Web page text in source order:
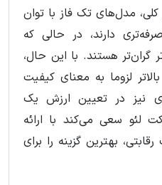
مدل‌های تک فاز با توان
دارند، در حالی که
گران‌تر هستند. با این حال،
لزوما به معنای کیفیت
نیز در تعیین ارزش یک
سعی می‌کند با ارائه
بهترین گزینه را برای